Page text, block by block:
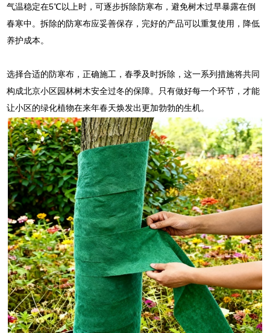
气温稳定在5℃以上时，可逐步拆除防寒布，避免树木过早暴露在倒
春寒中。拆除的防寒布应妥善保存，完好的产品可以重复使用，降低
养护成本。
选择合适的防寒布，正确施工，春季及时拆除，这一系列措施将共同
构成北京小区园林树木安全过冬的保障。只有做好每一个环节，才能
让小区的绿化植物在来年春天焕发出更加勃勃的生机。